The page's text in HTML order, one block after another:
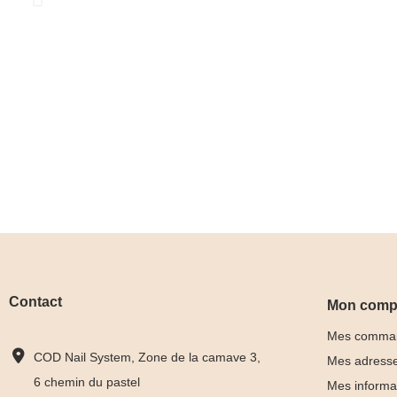
Contact
COD Nail System, Zone de la camave 3,
6 chemin du pastel
Mon
Mes
Mes
Mes